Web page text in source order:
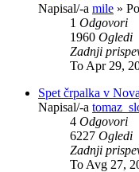
Napisal/-a mile »
1 Odgovori
1960 Ogledi
Zadnji
To Apr 29,
Spet črpalka v
Napisal/-a
4 Odgovori
6227 Ogledi
Zadnji
To Avg 27,